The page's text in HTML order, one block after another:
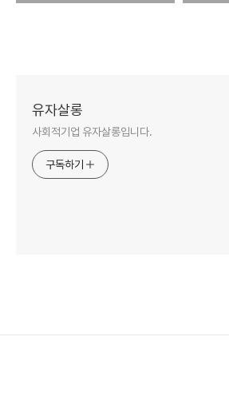
유자살롱
사회적기업 유자살롱입니다.
구독하기